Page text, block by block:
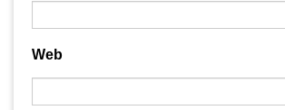
Web